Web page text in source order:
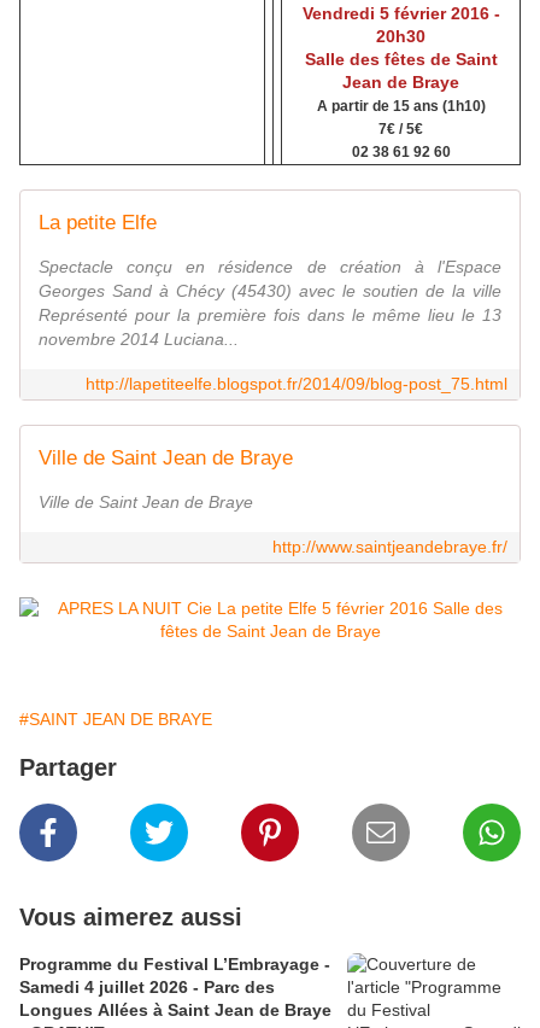
Vendredi 5 février 2016 -
20h30
Salle des fêtes de Saint
Jean de Braye
A partir de 15 ans (1h10)
7€ / 5€
02 38 61 92 60
La petite Elfe
Spectacle conçu en résidence de création à l'Espace
Georges Sand à Chécy (45430) avec le soutien de la ville
Représenté pour la première fois dans le même lieu le 13
novembre 2014 Luciana...
http://lapetiteelfe.blogspot.fr/2014/09/blog-post_75.html
Ville de Saint Jean de Braye
Ville de Saint Jean de Braye
http://www.saintjeandebraye.fr/
#SAINT JEAN DE BRAYE
Partager
Vous aimerez aussi
Programme du Festival L’Embrayage -
Samedi 4 juillet 2026 - Parc des
Longues Allées à Saint Jean de Braye